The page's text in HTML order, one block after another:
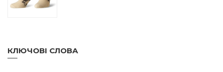
КЛЮЧОВІ СЛОВА